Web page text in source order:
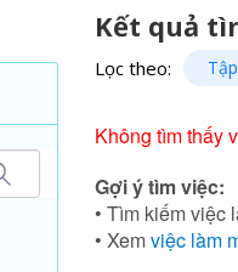
Kết quả
Lọc theo:
Không tìm thấy
Gợi ý tìm việc:
• Tìm kiếm việc
• Xemviệc làm